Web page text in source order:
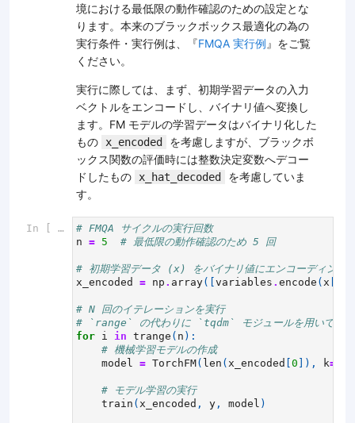
境における最低限の動作確認のための設定とな
ります。本来のブラックボックス最適化の為の
実行条件・実行例は、『FMQA 実行例 』をご覧
ください。
実行に際しては、まず、初期学習データの入力
ベクトルをエンコードし、バイナリ値へ変換し
ます。FM モデルの学習データはバイナリ化した
もの
x_encoded
を考慮しますが、ブラックボ
ックス関数の評価時には整数決定変数へデコー
ドしたもの
x_hat_decoded
を考慮していま
す。
In [ ]:
# FMQA サイクルの実行回数
n = 5 # 最低限の動作確認のため 5 回
# 初期学習データ (x) をバイナリ値にエンコーディング
x_encoded
= np . array([ variables . encode ( x
# N 回のイテレーションを実行
# `range` の代わりに `tqdm` モジュールを用いて進捗
for i in trange ( n ):
# 機械学習モデルの作成
model
= TorchFM( len ( x_encoded 0 ]), k=
# モデル学習の実行
train ( x_encoded , y , model )